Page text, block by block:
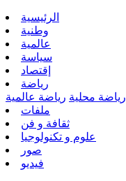
الرئيسية
وطنية
عالمية
سياسة
إقتصاد
رياضة
رياضة محلية رياضة عالمية
ملفات
ثقافة و فن
علوم و تكنولوجيا
صور
فيديو